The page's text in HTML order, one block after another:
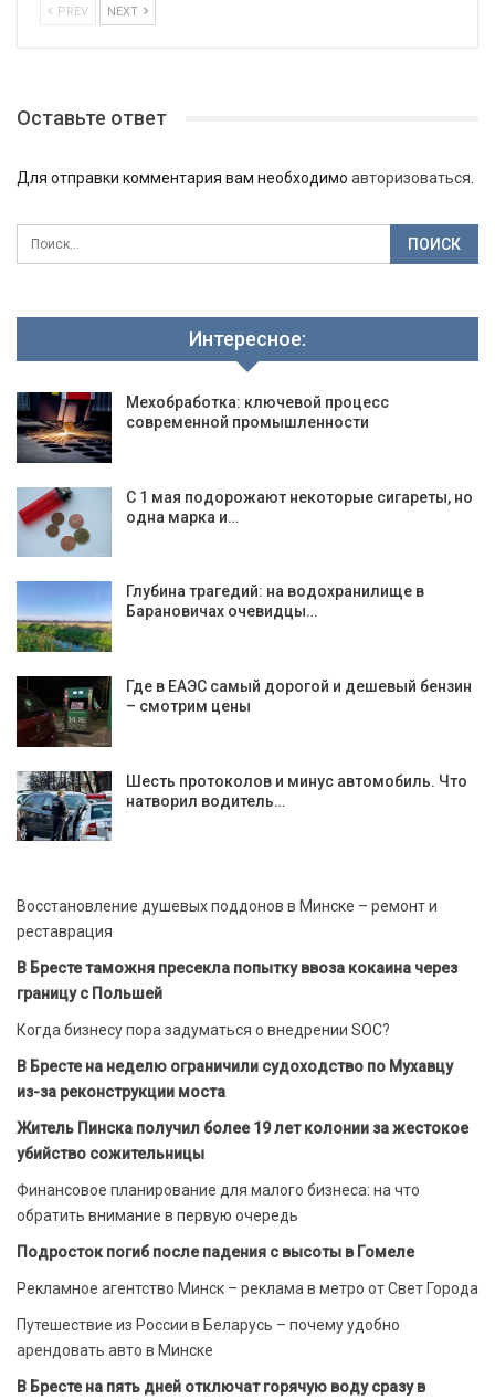
PREV NEXT
Оставьте ответ
Для отправки комментария вам необходимо авторизоваться
Интересное:
Мехобработка: ключевой процесс
современной промышленности
С 1 мая подорожают некоторые сигареты, но
одна марка и…
Глубина трагедий: на водохранилище в
Барановичах очевидцы…
Где в ЕАЭС самый дорогой и дешевый бензин
– смотрим цены
Шесть протоколов и минус автомобиль. Что
натворил водитель…
Восстановление душевых поддонов в Минске – ремонт и
реставрация
В Бресте таможня пресекла попытку ввоза кокаина через
границу с Польшей
Когда бизнесу пора задуматься о внедрении SOC?
В Бресте на неделю ограничили судоходство по Мухавцу
из-за реконструкции моста
Житель Пинска получил более 19 лет колонии за жестокое
убийство сожительницы
Финансовое планирование для малого бизнеса: на что
обратить внимание в первую очередь
Подросток погиб после падения с высоты в Гомеле
Рекламное агентство Минск – реклама в метро от Свет Города
Путешествие из России в Беларусь – почему удобно
арендовать авто в Минске
В Бресте на пять дней отключат горячую воду сразу в